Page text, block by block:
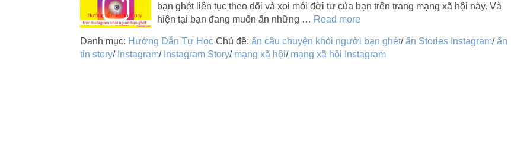
bạn ghét liên tục theo dõi và xoi mói đời tư của bạn trên trang mạng xã hội này. Và
hiện tại bạn đang muốn ẩn những … Read more
Danh mục: Hướng Dẫn Tự Học Chủ đề: ẩn câu chuyện khỏi người bạn ghét/ẩn Stories Instagram/ẩn
tin story/ Instagram/ Instagram Story/ mạng xã hội/ mạng xã hội Instagram